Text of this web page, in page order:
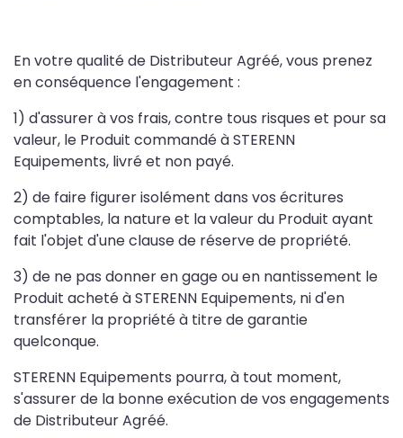
En votre qualité de Distributeur Agréé, vous prenez
en conséquence l'engagement :
1) d'assurer à vos frais, contre tous risques et pour sa
valeur, le Produit commandé à STERENN
Equipements, livré et non payé.
2) de faire figurer isolément dans vos écritures
comptables, la nature et la valeur du Produit ayant
fait l'objet d'une clause de réserve de propriété.
3) de ne pas donner en gage ou en nantissement le
Produit acheté à STERENN Equipements, ni d'en
transférer la propriété à titre de garantie
quelconque.
STERENN Equipements pourra, à tout moment,
s'assurer de la bonne exécution de vos engagements
de Distributeur Agréé.